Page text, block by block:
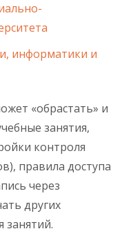
информатики и
«обрастать» и
занятия,
контроля
правила доступа
через
других
занятий.